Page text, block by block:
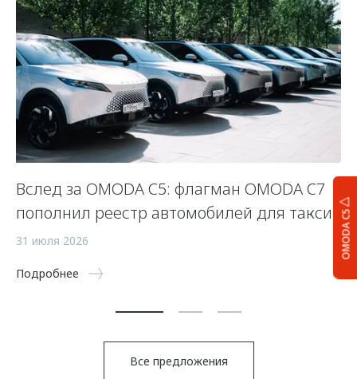
OMODA C5
Вслед за OMODA C5: флагман OMODA C7
пополнил реестр автомобилей для такси
31 июля 2026
Подробнее
Все предложения